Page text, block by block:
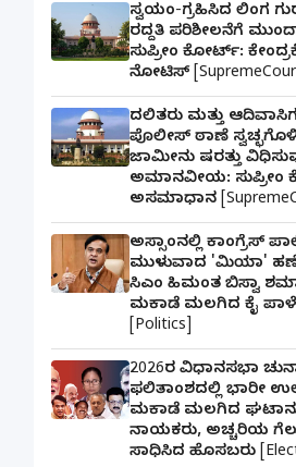
ಸ್ವಯಂ-ಗ್ರಹಿಸಿದ ಲಿಂಗ
ರದ್ದತಿ ಪರಿಶೀಲನೆಗೆ
ಸುಪ್ರೀಂ ಕೋರ್ಟ್:
ನೋಟಿಸ್
ದಲಿತರು ಮತ್ತು
ಪೊಲೀಸ್ ಠಾಣೆ
ಜಾಮೀನು ಷರತ್ತು
ಅಮಾನವೀಯ:
ಅಸಮಾಧಾನ
ಅಸ್ಸಾಂನಲ್ಲಿ ಕಾಂಗ್ರೆಸ್
ಮುಳುವಾದ 'ಮಿಯಾ'
ಸಿಎಂ ಹಿಮಂತ ಬಿಸ್ವಾ
ಮಕಾಡೆ ಮಲಗಿದ ಕೈ
[Politics]
2026ರ ವಿಧಾನಸಭಾ
ಫಲಿತಾಂಶದಲ್ಲಿ ಭಾರೀ
ಮಕಾಡೆ ಮಲಗಿದ
ನಾಯಕರು, ಅಚ್ಚರಿಯ
ಸಾಧಿಸಿದ ಹೊಸಬರು